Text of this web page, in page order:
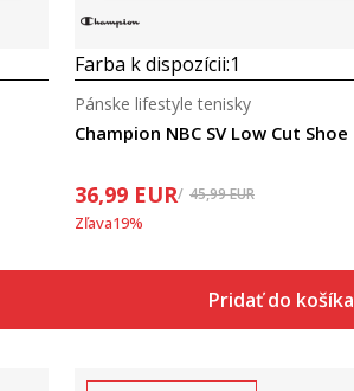
Farba k dispozícii:1
Champion NBC SV Low Cut Shoe
Pánske lifestyle tenisky
36,99 EUR 45,99EUR
Zľava19%
Pridať do košíka